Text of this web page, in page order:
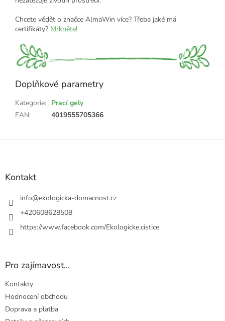
Chcete vědět o značce AlmaWin více? Třeba jaké má
certifikáty? Mrkněte!
Doplňkové parametry
Kategorie: Prací gely
EAN: 4019555705366
Z
Kontakt
info@ekologicka-domacnost.cz
+420608628508
https://www.facebook.com/Ekologicke.cistice
Pro zajímavost...
Kontakty
Hodnocení obchodu
Doprava a platba